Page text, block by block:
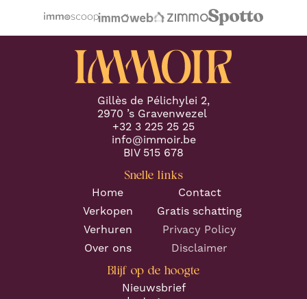
Gillès de Pélichylei 2,
2970 ’s Gravenwezel
+32 3 225 25 25
info@immoir.be
BIV 515 678
Snelle links
Home
Contact
Verkopen
Gratis schatting
Verhuren
Privacy Policy
Over ons
Disclaimer
Blijf op de hoogte
Nieuwsbrief